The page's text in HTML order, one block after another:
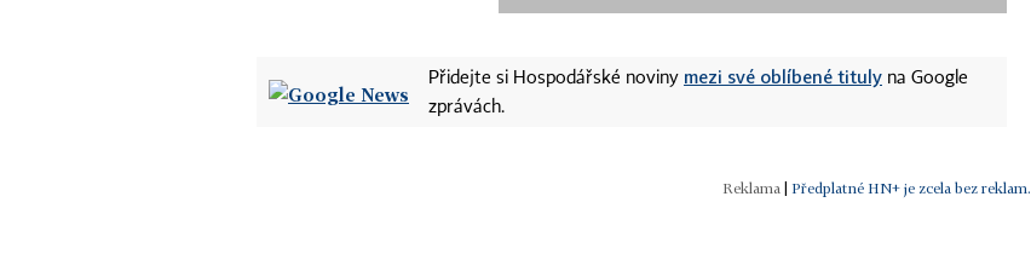
Přidejte si Hospodářské noviny mezi své oblíbené tituly na Google
zprávách.
| Předplatné HN+ je zcela bez reklam.